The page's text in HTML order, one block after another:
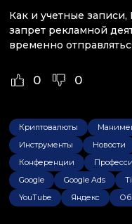
Как и учетные
запрет рекламной
временно
0 0
Криптовалюты
Инструменты
Новости
Конференции
Google
Google Ads
YouTube
Яндекс